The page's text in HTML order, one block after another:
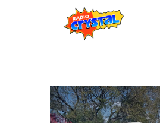
Estaciones
Eventos